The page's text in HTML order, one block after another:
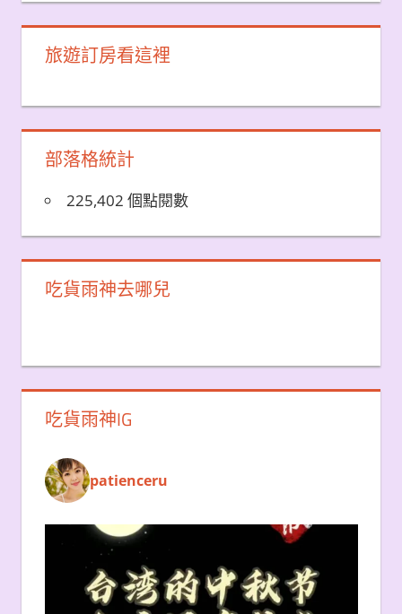
旅遊訂房看這裡
部落格統計
225,402 個點閱數
吃貨雨神去哪兒
吃貨雨神IG
patienceru